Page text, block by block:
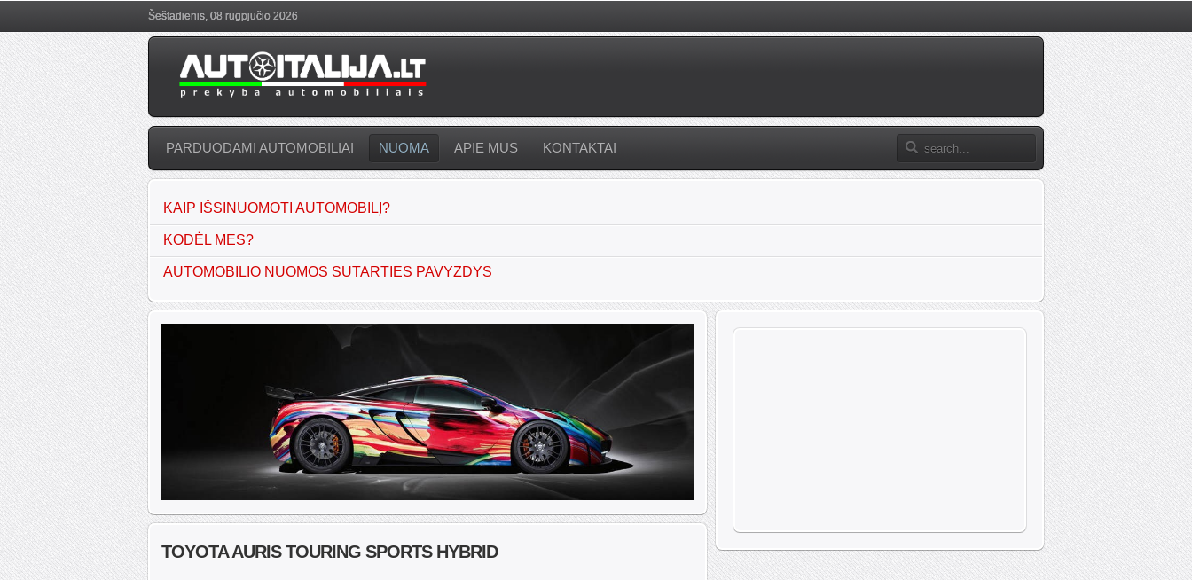
Šeštadienis, 08 rugpjūčio 2026
PARDUODAMI AUTOMOBILIAI NUOMA APIE MUS KONTAKTAI
KAIP IŠSINUOMOTI AUTOMOBILĮ?
KODĖL MES?
AUTOMOBILIO NUOMOS SUTARTIES PAVYZDYS
TOYOTA AURIS TOURING SPORTS HYBRID